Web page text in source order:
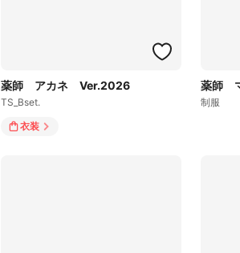
薬師 アカネ Ver.2026
TS_Bset.
衣装
薬師
制服